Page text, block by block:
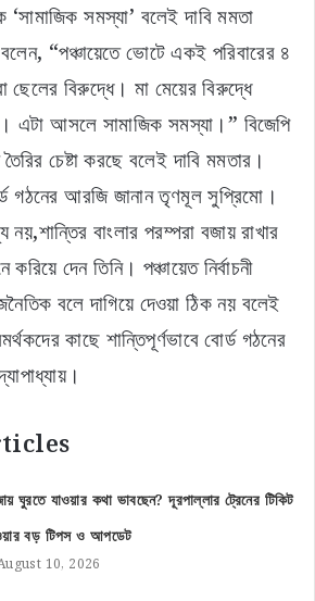
‘সামাজিক সমস্যা’ বলেই দাবি মমতা
বলেন, “পঞ্চায়েতে ভোটে একই পরিবারের ৪
বিরুদ্ধে। মা মেয়ের বিরুদ্ধে
এটা আসলে সামাজিক সমস্যা।” বিজেপি
চেষ্টা করছে বলেই দাবি মমতার।
গঠনের আরজি জানান তৃণমূল সুপ্রিমো।
বাংলার পরম্পরা বজায় রাখার
দেন তিনি। পঞ্চায়েত নির্বাচনী
বলে দাগিয়ে দেওয়া ঠিক নয় বলেই
কাছে শান্তিপূর্ণভাবে বোর্ড গঠনের
ঘুরতে যাওয়ার কথা ভাবছেন? দূরপাল্লার ট্রেনের টিকিট
বড় টিপস ও আপডেট
10, 2026